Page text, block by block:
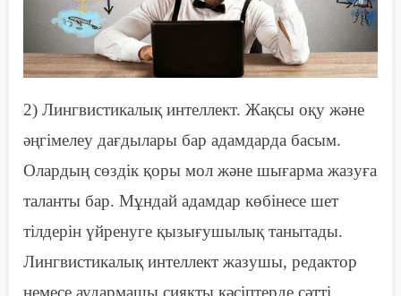
2) Лингвистикалық интеллект. Жақсы оқу және
әңгімелеу дағдылары бар адамдарда басым.
Олардың сөздік қоры мол және шығарма жазуға
таланты бар. Мұндай адамдар көбінесе шет
тілдерін үйренуге қызығушылық танытады.
Лингвистикалық интеллект жазушы, редактор